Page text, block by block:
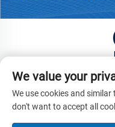
Copyright © 2026 China
COMPANY LIMITED
Privatlivspolitik
We value your
We use cookies and
don't want to accept all